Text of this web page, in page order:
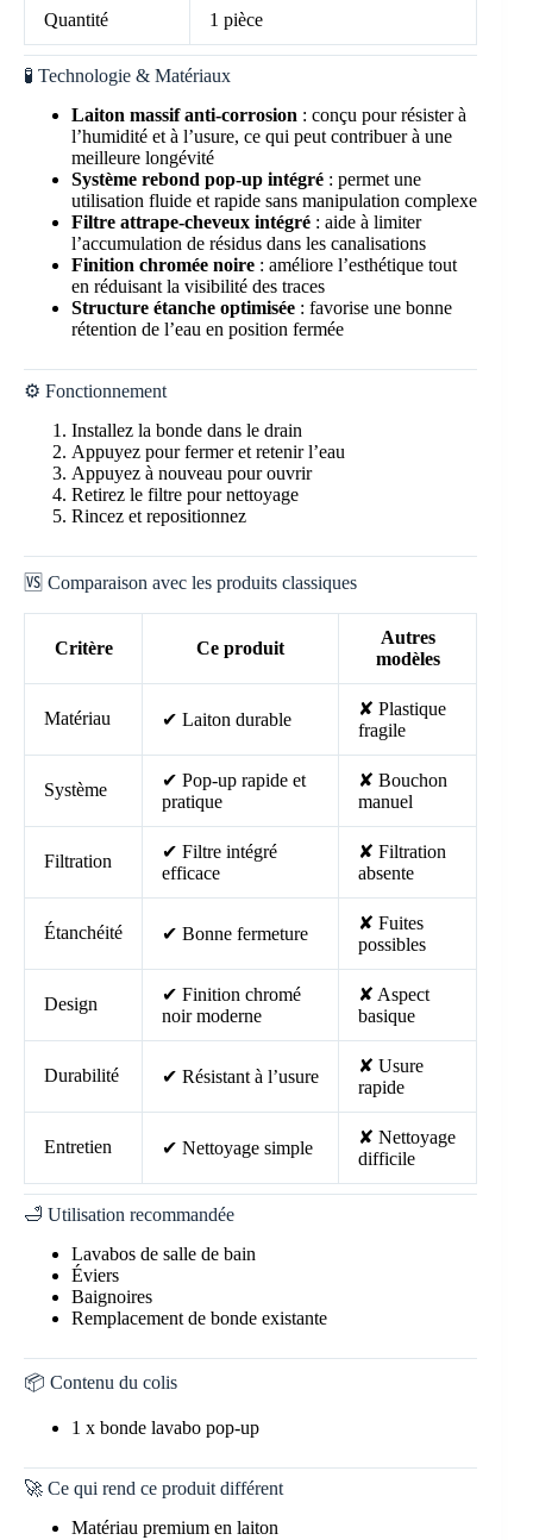
Quantité 1 pièce
🧪 Technologie & Matériaux
Laiton massif anti-corrosion : conçu pour résister à
l’humidité et à l’usure, ce qui peut contribuer à une
meilleure longévité
Système rebond pop-up intégré : permet une
utilisation fluide et rapide sans manipulation complexe
Filtre attrape-cheveux intégré : aide à limiter
l’accumulation de résidus dans les canalisations
Finition chromée noire : améliore l’esthétique tout
en réduisant la visibilité des traces
Structure étanche optimisée : favorise une bonne
rétention de l’eau en position fermée
⚙️ Fonctionnement
Installez la bonde dans le drain
Appuyez pour fermer et retenir l’eau
Appuyez à nouveau pour ouvrir
Retirez le filtre pour nettoyage
Rincez et repositionnez
🆚 Comparaison avec les produits classiques
Critère Ce produit
Autres
modèles
Matériau ✔ Laiton durable
✘ Plastique
fragile
Système
✔ Pop-up rapide et
pratique
✘ Bouchon
manuel
Filtration
✔ Filtre intégré
efficace
✘ Filtration
absente
Étanchéité ✔ Bonne fermeture
✘ Fuites
possibles
Design
✔ Finition chromé
noir moderne
✘ Aspect
basique
Durabilité ✔ Résistant à l’usure
✘ Usure
rapide
Entretien ✔ Nettoyage simple
✘ Nettoyage
difficile
🛁 Utilisation recommandée
Lavabos de salle de bain
Éviers
Baignoires
Remplacement de bonde existante
📦 Contenu du colis
1 x bonde lavabo pop-up
🚀 Ce qui rend ce produit différent
Matériau premium en laiton